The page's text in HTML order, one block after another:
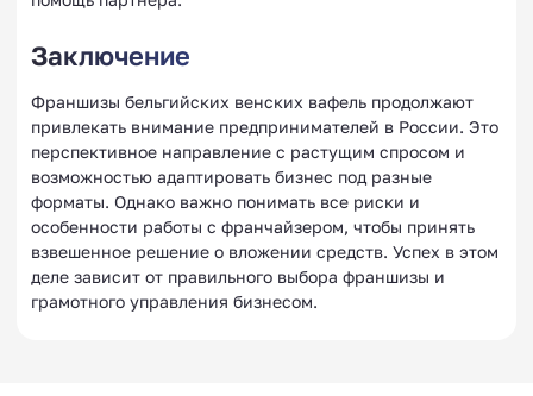
Заключение
Франшизы бельгийских венских вафель продолжают
привлекать внимание предпринимателей в России. Это
перспективное направление с растущим спросом и
возможностью адаптировать бизнес под разные
форматы. Однако важно понимать все риски и
особенности работы с франчайзером, чтобы принять
взвешенное решение о вложении средств. Успех в этом
деле зависит от правильного выбора франшизы и
грамотного управления бизнесом.